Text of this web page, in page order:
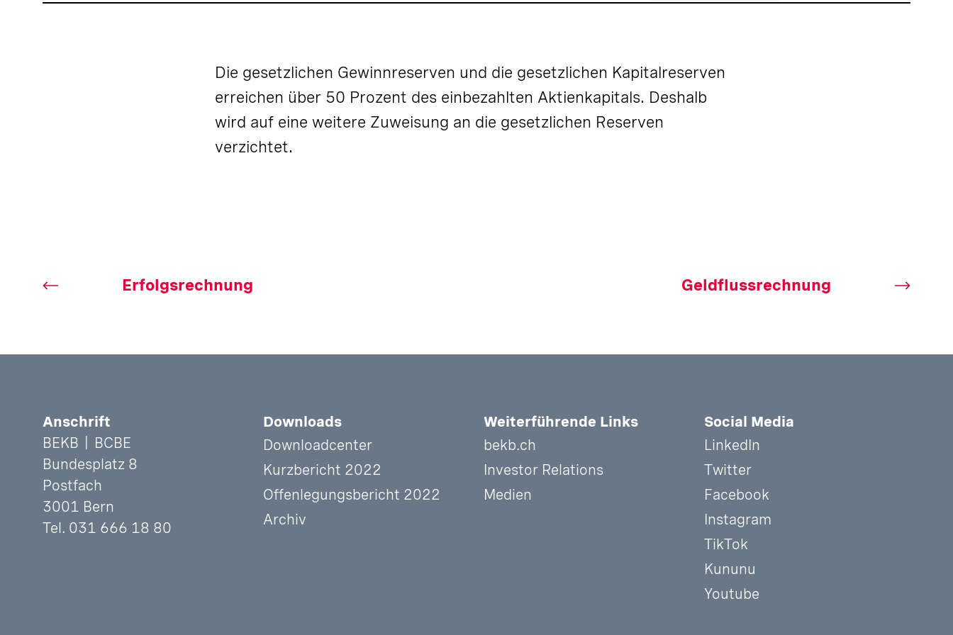
Die gesetzlichen Gewinnreserven und die gesetzlichen Kapitalreserven
erreichen über 50 Prozent des einbezahlten Aktienkapitals. Deshalb
wird auf eine weitere Zuweisung an die gesetzlichen Reserven
verzichtet.
Erfolgsrechnung Geldflussrechnung
Fusszeile
Anschrift
BEKB | BCBE
Bundesplatz 8
Postfach
3001 Bern
Tel. 031 666 18 80
Downloads
Downloadcenter
Kurzbericht 2022
Offenlegungsbericht 2022
Archiv
Weiterführende Links
bekb.ch
Investor Relations
Medien
Social Media
LinkedIn
Twitter
Facebook
Instagram
TikTok
Kununu
Youtube